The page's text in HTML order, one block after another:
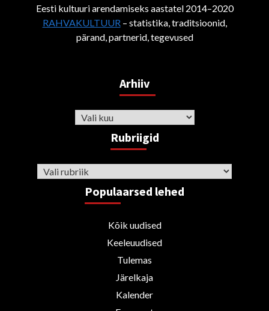
Eesti kultuuri arendamiseks aastatel 2014–2020
RAHVAKULTUUR – statistika, traditsioonid,
pärand, partnerid, tegevused
Arhiiv
Arhiiv
Rubriigid
Rubriigid
Populaarsed lehed
Kõik uudised
Keeleuudised
Tulemas
Järelkaja
Kalender